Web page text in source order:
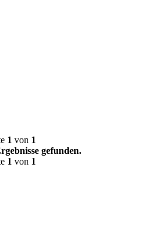
1 von 1
gefunden.
1 von 1